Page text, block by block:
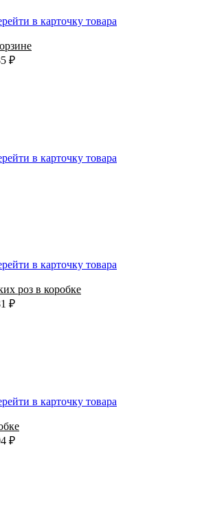
в карточку товара
₽
в карточку товара
в карточку товара
роз в коробке
₽
в карточку товара
₽